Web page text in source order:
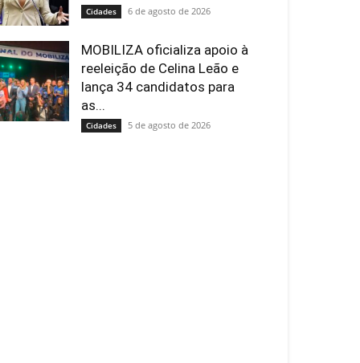
Cidades 6 de agosto de 2026
MOBILIZA oficializa apoio à
reeleição de Celina Leão e
lança 34 candidatos para
as...
Cidades 5 de agosto de 2026